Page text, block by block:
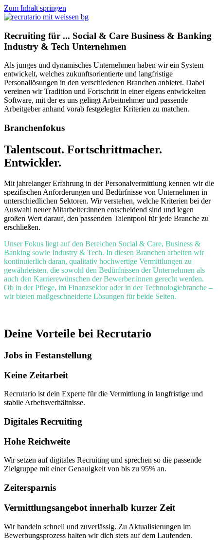
Zum Inhalt springen
Recruiting für ... Social & Care Business & Banking
Industry & Tech Unternehmen
Als junges und dynamisches Unternehmen haben wir ein System
entwickelt, welches zukunftsorientierte und langfristige
Personallösungen in den verschiedenen Branchen anbietet. Dabei
vereinen wir Tradition und Fortschritt in einer eigens entwickelten
Software, mit der es uns gelingt Arbeitnehmer und passende
Arbeitgeber anhand vorab festgelegter Kriterien zu matchen.
Branchenfokus
Talentscout. Fortschrittmacher.
Entwickler.
Mit jahrelanger Erfahrung in der Personalvermittlung kennen wir die
spezifischen Anforderungen und Bedürfnisse von Unternehmen in
unterschiedlichen Sektoren. Wir verstehen, welche Kriterien bei der
Auswahl neuer Mitarbeiter:innen entscheidend sind und legen
großen Wert darauf, den passenden Talentpool für jede Branche zu
erschließen.
Unser Fokus liegt auf den Bereichen Social & Care, Business &
Banking sowie Industry & Tech. In diesen Branchen arbeiten wir
kontinuierlich daran, qualitativ hochwertige Vermittlungen zu
gewährleisten, die sowohl den Bedürfnissen der Unternehmen als
auch den Karrierewünschen der Bewerber:innen gerecht werden.
Ob in der Pflege, im Finanzsektor oder in der Technologiebranche –
wir bieten maßgeschneiderte Lösungen für beide Seiten.
Deine Vorteile bei Recrutario
Jobs in Festanstellung
Keine Zeitarbeit
Recrutario ist dein Experte für die Vermittlung in langfristige und
stabile Arbeitsverhältnisse.
Digitales Recruiting
Hohe Reichweite
Wir setzen auf digitales Recruiting und sprechen so die passende
Zielgruppe mit einer Genauigkeit von bis zu 95% an.
Zeitersparnis
Vermittlungsangebot innerhalb kurzer Zeit
Wir handeln schnell und zuverlässig. Zu Aktualisierungen im
Bewerbungsprozess halten wir dich stets auf dem Laufenden.